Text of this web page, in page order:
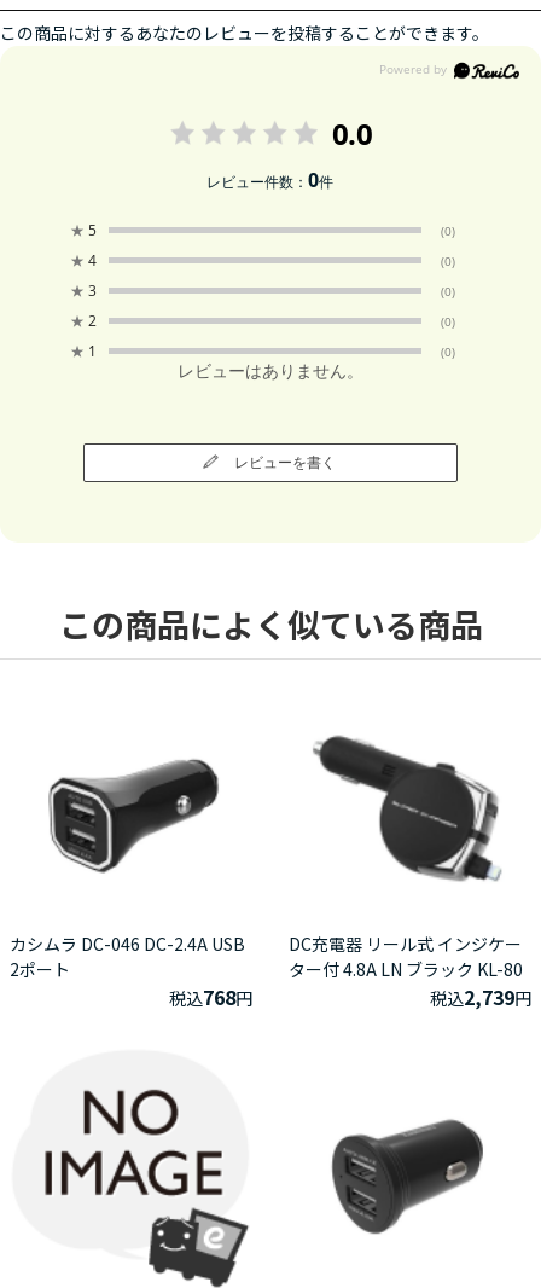
この商品に対するあなたのレビューを投稿することができます。
0.0
レビュー件数：0件
★ 5 (0)
★ 4 (0)
★ 3 (0)
★ 2 (0)
★ 1 (0)
レビューはありません。
レビューを書く
この商品によく似ている商品
カシムラ DC-046 DC-2.4A USB
2ポート
税込768円
DC充電器 リール式 インジケー
ター付 4.8A LN ブラック KL-80
税込2,739円